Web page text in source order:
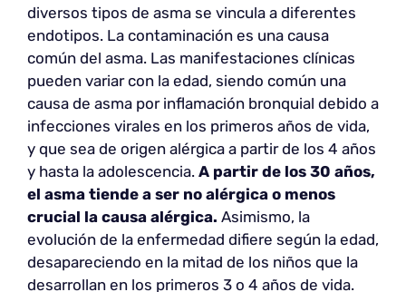
diversos tipos de asma se vincula a diferentes
endotipos. La contaminación es una causa
común del asma. Las manifestaciones clínicas
pueden variar con la edad, siendo común una
causa de asma por inflamación bronquial debido a
infecciones virales en los primeros años de vida,
y que sea de origen alérgica a partir de los 4 años
y hasta la adolescencia. A partir de los 30 años,
el asma tiende a ser no alérgica o menos
crucial la causa alérgica. Asimismo, la
evolución de la enfermedad difiere según la edad,
desapareciendo en la mitad de los niños que la
desarrollan en los primeros 3 o 4 años de vida.